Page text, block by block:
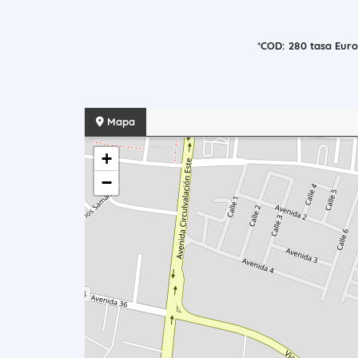
*COD: 280 tasa Euro
Mapa
+
−